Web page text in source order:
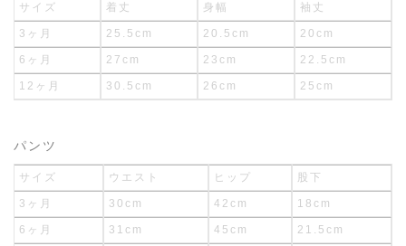
サイズ 着丈 身幅 袖丈
3ヶ月 25.5cm 20.5cm 20cm
6ヶ月 27cm 23cm 22.5cm
12ヶ月 30.5cm 26cm 25cm
パンツ
サイズ ウエスト ヒップ 股下
3ヶ月 30cm 42cm 18cm
6ヶ月 31cm 45cm 21.5cm